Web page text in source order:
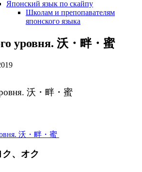
Японский язык по скайпу
Школам и препопавателям
японского языка
уровня. 沃・畔・蜜
沃・畔・蜜
ク、オク